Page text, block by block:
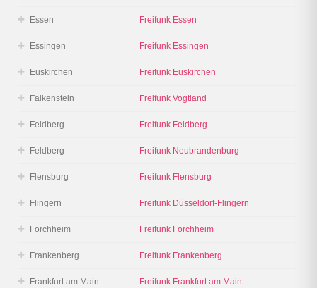
Essen Freifunk Essen
Essingen Freifunk Essingen
Euskirchen Freifunk Euskirchen
Falkenstein Freifunk Vogtland
Feldberg Freifunk Feldberg
Feldberg Freifunk Neubrandenburg
Flensburg Freifunk Flensburg
Flingern Freifunk Düsseldorf-Flingern
Forchheim Freifunk Forchheim
Frankenberg Freifunk Frankenberg
Frankfurt am Main Freifunk Frankfurt am Main